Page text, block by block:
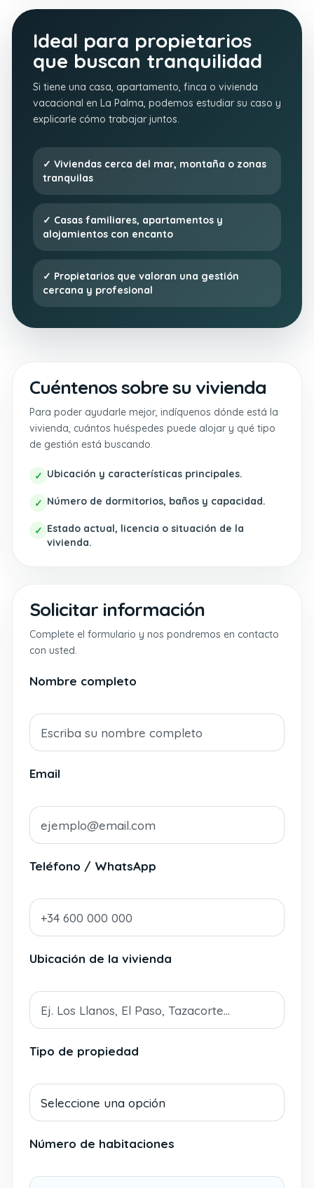
Ideal para propietarios
que buscan tranquilidad
Si tiene una casa, apartamento, finca o vivienda
vacacional en La Palma, podemos estudiar su caso y
explicarle cómo trabajar juntos.
✓ Viviendas cerca del mar, montaña o zonas
tranquilas
✓ Casas familiares, apartamentos y
alojamientos con encanto
✓ Propietarios que valoran una gestión
cercana y profesional
Cuéntenos sobre su vivienda
Para poder ayudarle mejor, indíquenos dónde está la
vivienda, cuántos huéspedes puede alojar y qué tipo
de gestión está buscando.
✓ Ubicación y características principales.
✓ Número de dormitorios, baños y capacidad.
✓ Estado actual, licencia o situación de la
vivienda.
Solicitar información
Complete el formulario y nos pondremos en contacto
con usted.
Nombre completo
Email
Teléfono / WhatsApp
Ubicación de la vivienda
Tipo de propiedad
Número de habitaciones